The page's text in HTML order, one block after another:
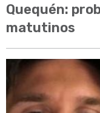
Quequén:
matutinos